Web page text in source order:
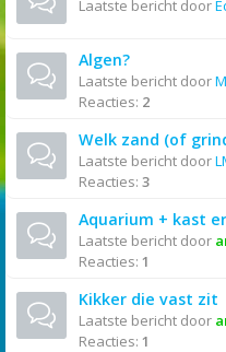
Laatste bericht door
Algen?
Laatste bericht door
Reacties: 2
Welk zand (of
Laatste bericht door
Reacties: 3
Aquarium + kast
Laatste bericht door
Reacties: 1
Kikker die vast zit
Laatste bericht door
Reacties: 1